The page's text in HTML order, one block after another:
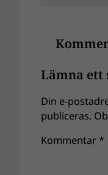
Lämna ett
Din e-
publiceras.
Kommentar *